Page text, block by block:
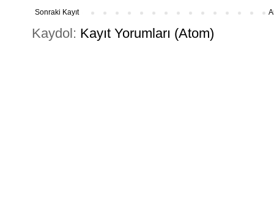
Sonraki Kayıt
Kaydol: Kayıt Yorumları (Atom)